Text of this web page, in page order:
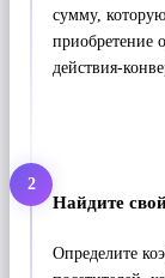
сумму,
приобретение
действия-
2
Найдите
Определите